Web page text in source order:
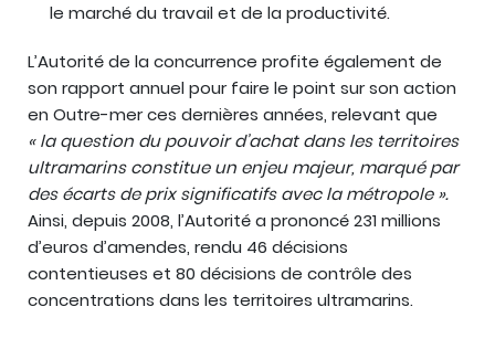
le marché du travail et de la productivité.
L’Autorité de la concurrence profite également de
son rapport annuel pour faire le point sur son action
en Outre-mer ces dernières années, relevant que
« la question du pouvoir d’achat dans les territoires
ultramarins constitue un enjeu majeur, marqué par
des écarts de prix significatifs avec la métropole ».
Ainsi, depuis 2008, l’Autorité a prononcé 231 millions
d’euros d’amendes, rendu 46 décisions
contentieuses et 80 décisions de contrôle des
concentrations dans les territoires ultramarins.